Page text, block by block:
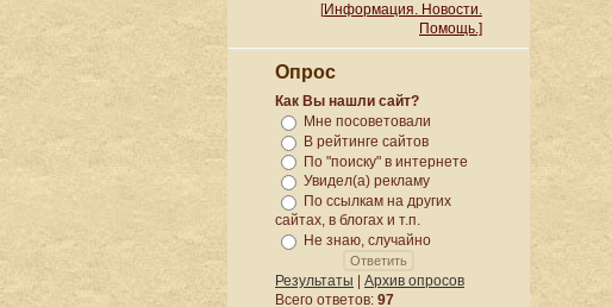
[Информация. Новости.
Помощь.]
Опрос
Как Вы нашли сайт?
Мне посоветовали
В рейтинге сайтов
По "поиску" в интернете
Увидел(а) рекламу
По ссылкам на других
сайтах, в блогах и т.п.
Не знаю, случайно
Результаты
Архив опросов
Всего ответов: 97